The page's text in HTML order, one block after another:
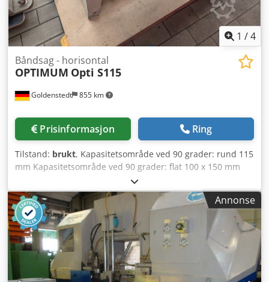
1 /4
Goldenstedt 855 km
Båndsag - horisontal
OPTIMUM Opti S115
Prisinformasjon Ring
Tilstand: brukt, Kapasitetsområde ved 90 grader: rund 115
mm Kapasitetsområde ved 90 grader: flat 100 x 150 mm
Dcodpfx Agjyy A Rfj Tok Båndsagblad dimensjoner: 1638 x
13 x 0,65 mm Båndhastighet: 20/29/50 m/min
Annonse